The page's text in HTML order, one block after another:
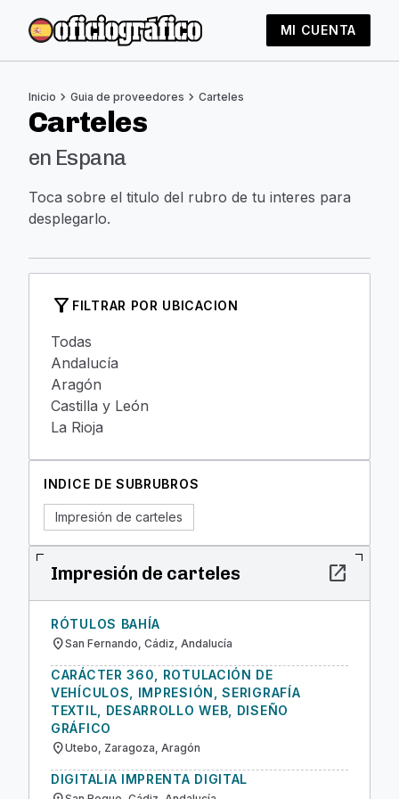
MI CUENTA
Inicio chevron_right Guia de proveedores chevron_right Carteles
Carteles
en Espana
Toca sobre el titulo del rubro de tu interes para
desplegarlo.
filter_alt FILTRAR POR UBICACION
Todas
Andalucía
Aragón
Castilla y León
La Rioja
INDICE DE SUBRUBROS
Impresión de carteles
Impresión de carteles open_in_new
RÓTULOS BAHÍA
location_onSan Fernando, Cádiz, Andalucía
CARÁCTER 360, ROTULACIÓN DE
VEHÍCULOS, IMPRESIÓN, SERIGRAFÍA
TEXTIL, DESARROLLO WEB, DISEÑO
GRÁFICO
location_onUtebo, Zaragoza, Aragón
DIGITALIA IMPRENTA DIGITAL